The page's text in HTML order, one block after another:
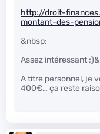
http://droit-
montant-des-
&nbsp;
Assez intéressant
A titre personnel, je
400€… ça reste